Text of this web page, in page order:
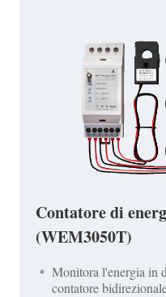
Contatore di
(WEM3050T)
Monitora l'energia in
contatore